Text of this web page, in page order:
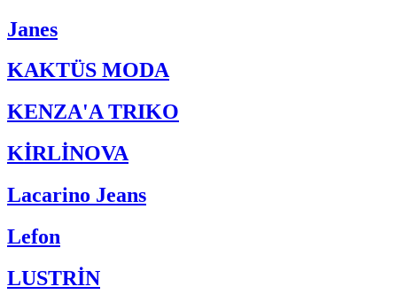
Janes
KAKTÜS MODA
KENZA'A TRIKO
KİRLİNOVA
Lacarino Jeans
Lefon
LUSTRİN